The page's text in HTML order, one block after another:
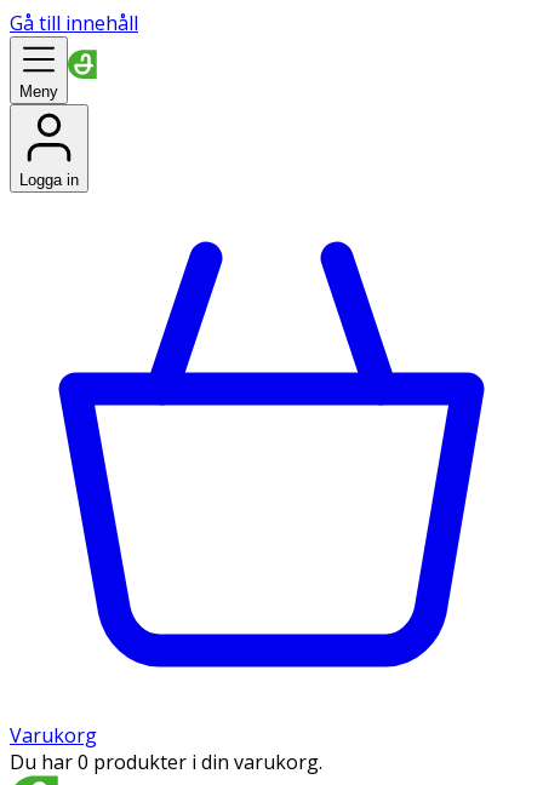
Gå till innehåll
Meny
Logga in
Varukorg
Du har 0 produkter i din varukorg.